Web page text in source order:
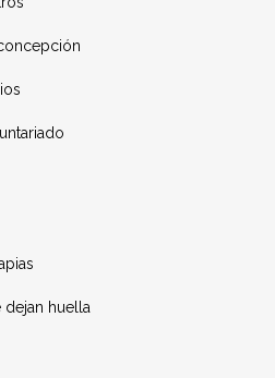
dejan huella